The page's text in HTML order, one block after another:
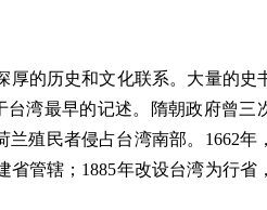
的历史和文化联系。大量的史
湾最早的记述。隋朝政府曾三
殖民者侵占台湾南部。1662年
管辖；1885年改设台湾为行省